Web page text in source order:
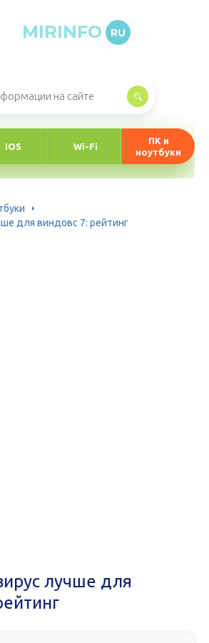
MIRINFO RU
IOS Wi-Fi
ПК и
ноутбуки
для виндовс 7: рейтинг
лучше для